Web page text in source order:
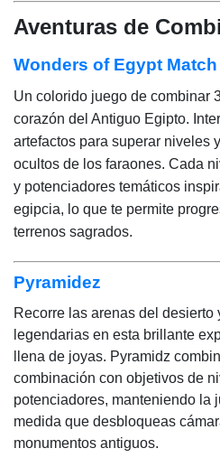
Aventuras de
Wonders of Egypt Match
Un colorido juego de combinar
corazón del Antiguo Egipto.
artefactos para superar niveles
ocultos de los faraones. Cada
y potenciadores temáticos
egipcia, lo que te permite
terrenos sagrados.
Pyramidez
Recorre las arenas del desierto
legendarias en esta brillante
llena de joyas. Pyramidz
combinación con objetivos de
potenciadores, manteniendo la
medida que desbloqueas
monumentos antiguos.